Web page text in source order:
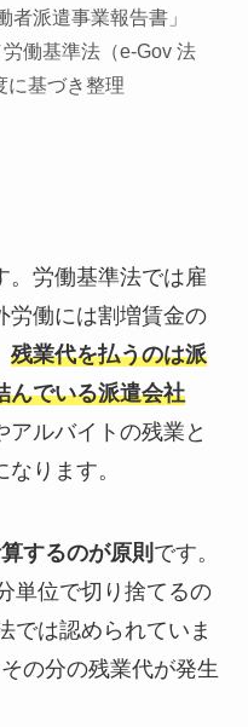
者派遣事業報告書」
働基準法（e-Gov 法
に基づき整理
。労働基準法では雇
労働には割増賃金の
残業代を払うのは派
んでいる派遣会社
アルバイトの残業と
ります。
するのが原則 です。
単位で切り捨てるの
では認められていま
の分の残業代が発生